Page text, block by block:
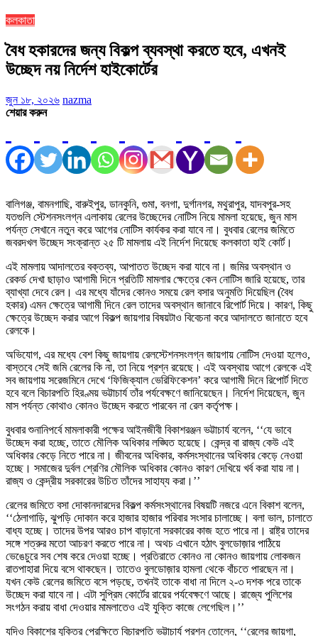
কলকাতা
বৈধ হকারদের জন্য বিকল্প ব্যবস্থা করতে হবে, এখনই
উচ্ছেদ নয় নির্দেশ হাইকোর্টের
জুন ১৮, ২০২৬ nazma
শেয়ার করুন
বালিগঞ্জ, বামনগাছি, বারুইপুর, ডানকুনি, গুমা, বনগা, দুর্গানগর, মথুরাপুর, যাদবপুর-সহ
যতগুলি স্টেশনসংলগ্ন এলাকায় রেলের উচ্ছেদের নোটিস নিয়ে মামলা হয়েছে, জুন মাস
পর্যন্ত সেখানে নতুন করে আগের নোটিস কার্যকর করা যাবে না। বুধবার রেলের জমিতে
জবরদখল উচ্ছেদ সংক্রান্ত ২৫ টি মামলায় এই নির্দেশ দিয়েছে কলকাতা হাই কোর্ট।
এই মামলায় আদালতের বক্তব্য, আপাতত উচ্ছেদ করা যাবে না। জমির অবস্থান ও
রেকর্ড দেখা ছাড়াও আগামী দিনে প্রতিটি মামলার ক্ষেত্রে কেন নোটিস জারি হয়েছে, তার
ব্যাখ্যা দেবে রেল। এর মধ্যে যাঁদের কোনও সময়ে রেল বসার অনুমতি দিয়েছিল (বৈধ
হকার) এমন ক্ষেত্রে আগামী দিনে রেল তাদের অবস্থান জানাবে রিপোর্ট দিয়ে। কারণ, কিছু
ক্ষেত্রে উচ্ছেদ করার আগে বিকল্প জায়গার বিষয়টাও বিবেচনা করে আদালতে জানাতে হবে
রেলকে।
অভিযোগ, এর মধ্যে বেশ কিছু জায়গায় রেলস্টেশনসংলগ্ন জায়গায় নোটিস দেওয়া হলেও,
বাস্তবে সেই জমি রেলের কি না, তা নিয়ে প্রশ্ন রয়েছে। এই অবস্থায় আগে রেলকে এই
সব জায়গায় সরেজমিনে দেখে ‘ফিজিক্যাল ভেরিফিকেশন’ করে আগামী দিনে রিপোর্ট দিতে
হবে বলে বিচারপতি হিরণ্ময় ভট্টাচার্য তাঁর পর্যবেক্ষণে জানিয়েছেন। নির্দেশ দিয়েছেন, জুন
মাস পর্যন্ত কোথাও কোনও উচ্ছেদ করতে পারবেন না রেল কর্তৃপক্ষ।
বুধবার শুনানিপর্বে মামলাকারী পক্ষের আইনজীবী বিকাশরঞ্জন ভট্টাচার্য বলেন, ‘‘যে ভাবে
উচ্ছেদ করা হচ্ছে, তাতে মৌলিক অধিকার লঙ্ঘিত হয়েছে। কেন্দ্র বা রাজ্য কেউ এই
অধিকার কেড়ে নিতে পারে না। জীবনের অধিকার, কর্মসংস্থানের অধিকার কেড়ে নেওয়া
হচ্ছে। সমাজের দুর্বল শ্রেণির মৌলিক অধিকার কোনও কারণ দেখিয়ে খর্ব করা যায় না।
রাজ্য ও কেন্দ্রীয় সরকারের উচিত তাঁদের সাহায্য করা।’’
রেলের জমিতে বসা দোকানদারদের বিকল্প কর্মসংস্থানের বিষয়টি নজরে এনে বিকাশ বলেন,
‘‘ঠেলাগাড়ি, ঝুপড়ি দোকান করে হাজার হাজার পরিবার সংসার চালাচ্ছে। বলা ভাল, চালাতে
বাধ্য হচ্ছে। তাদের উপর আরও চাপ বাড়ানো সরকারের কাজ হতে পারে না। রাষ্ট্র তাদের
সঙ্গে শত্রুর মতো আচরণ করতে পারে না। অথচ এখানে হঠাৎ বুলডোজ়ার পাঠিয়ে
ভেঙেচুরে সব শেষ করে দেওয়া হচ্ছে। প্রতিরাতে কোনও না কোনও জায়গায় লোকজন
রাতপাহারা দিয়ে বসে থাকছেন। তাতেও বুলডোজ়ার হামলা থেকে বাঁচতে পারছেন না।
যখন কেউ রেলের জমিতে বসে পড়ছে, তখনই তাকে বাধা না দিলে ২-৩ দশক পরে তাকে
উচ্ছেদ করা যাবে না। এটা সুপ্রিম কোর্টের রায়ের পর্যবেক্ষণে আছে। রাজ্যে পুলিশের
সংগঠন করায় বাধা দেওয়ার মামলাতেও এই যুক্তি কাজে লেগেছিল।’’
যদিও বিকাশের যুক্তির প্রেক্ষিতে বিচারপতি ভট্টাচার্য প্রশ্ন তোলেন, ‘‘রেলের জায়গা,